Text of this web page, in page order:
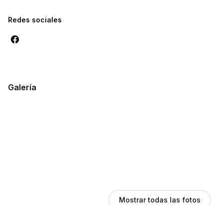
Redes sociales
Galería
Mostrar todas las fotos